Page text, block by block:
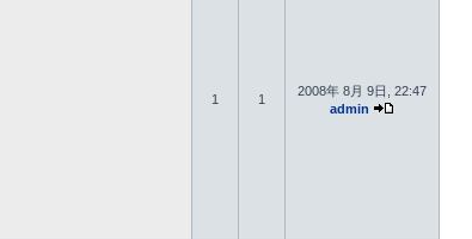
1 1
2008年 8月 9日, 22:47
admin